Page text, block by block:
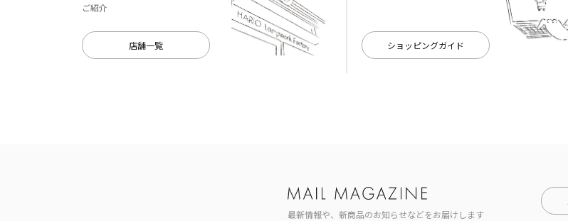
ご紹介
店舗一覧 ショッピングガイド
最新情報や、新商品のお知らせなどをお届けします